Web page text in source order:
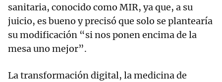
sanitaria, conocido como MIR, ya que, a su
juicio, es bueno y precisó que solo se plantearía
su modificación “si nos ponen encima de la
mesa uno mejor”.
La transformación digital, la medicina de